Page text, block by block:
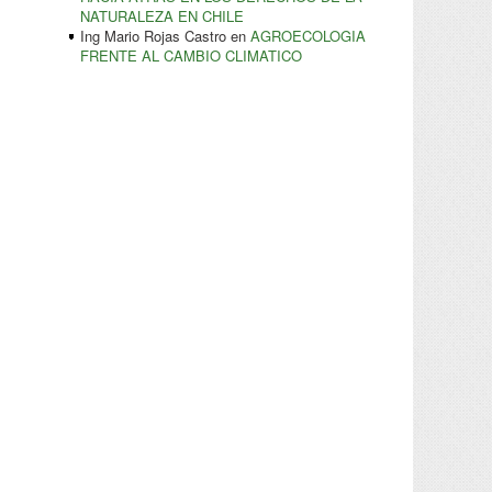
NATURALEZA EN CHILE
Ing Mario Rojas Castro en AGROECOLOGIA
FRENTE AL CAMBIO CLIMATICO